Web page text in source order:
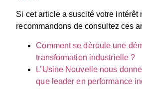
Si cet article a suscité votre intérêt
recommandons de consultez ces
Comment se déroule une
transformation industrielle ?
L’Usine Nouvelle nous
que leader en performance